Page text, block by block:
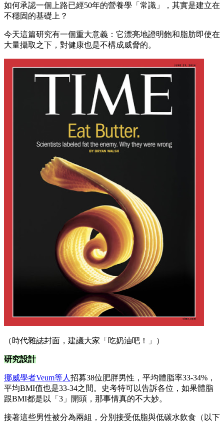
如何承認一個上路已經50年的營養學「常識」，其實是建立在
不穩固的基礎上？
今天這篇研究有一個重大意義：它漂亮地證明飽和脂肪即使在
大量攝取之下，對健康也是不構成威脅的。
（時代雜誌封面，建議大家「吃奶油吧！」）
研究設計
挪威學者Veum等人 招募38位肥胖男性，平均體脂率33-34%，
平均BMI值也是33-34之間。史考特可以告訴各位，如果體脂
跟BMI都是以「3」開頭，那事情真的不大妙。
接著這些男性被分為兩組，分別接受低脂與低碳水飲食（以下